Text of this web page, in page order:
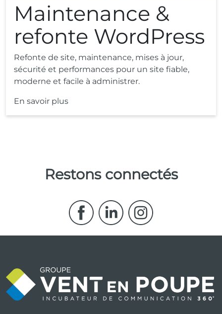
Maintenance &
refonte WordPress
Refonte de site, maintenance, mises à jour,
sécurité et performances pour un site fiable,
moderne et facile à administrer.
En savoir plus
Restons connectés